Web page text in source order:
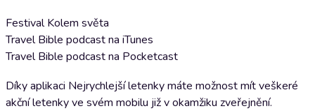
Festival Kolem světa
Travel Bible podcast na iTunes
Travel Bible podcast na Pocketcast
Díky aplikaci Nejrychlejší letenky máte možnost mít veškeré
akční letenky ve svém mobilu již v okamžiku zveřejnění.